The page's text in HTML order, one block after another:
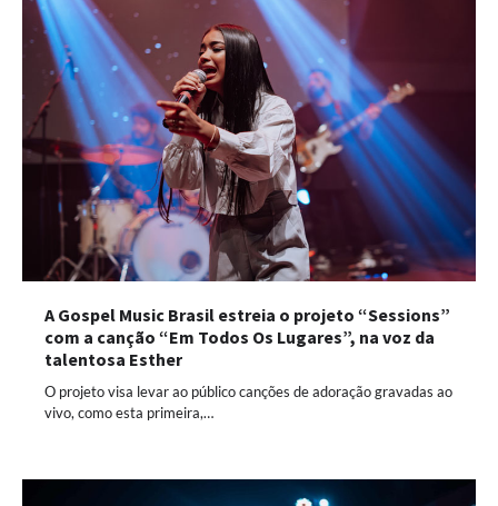
A Gospel Music Brasil estreia o projeto “Sessions”
com a canção “Em Todos Os Lugares”, na voz da
talentosa Esther
O projeto visa levar ao público canções de adoração gravadas ao
vivo, como esta primeira,…